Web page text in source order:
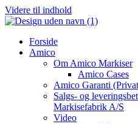
Videre til indhold
Forside
Amico
Om Amico Markiser
Amico Cases
Amico Garanti
Salgs- og
Markisefabrik A/S
Video